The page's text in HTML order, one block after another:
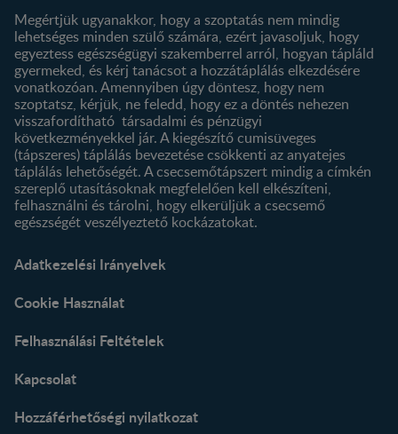
Megértjük ugyanakkor, hogy a szoptatás nem mindig
lehetséges minden szülő számára, ezért javasoljuk, hogy
egyeztess egészségügyi szakemberrel arról, hogyan tápláld
gyermeked, és kérj tanácsot a hozzátáplálás elkezdésére
vonatkozóan. Amennyiben úgy döntesz, hogy nem
szoptatsz, kérjük, ne feledd, hogy ez a döntés nehezen
visszafordítható társadalmi és pénzügyi
következményekkel jár. A kiegészítő cumisüveges
(tápszeres) táplálás bevezetése csökkenti az anyatejes
táplálás lehetőségét. A csecsemőtápszert mindig a címkén
szereplő utasításoknak megfelelően kell elkészíteni,
felhasználni és tárolni, hogy elkerüljük a csecsemő
egészségét veszélyeztető kockázatokat.
Adatkezelési Irányelvek
Cookie Használat
Felhasználási Feltételek
Kapcsolat
Hozzáférhetőségi nyilatkozat